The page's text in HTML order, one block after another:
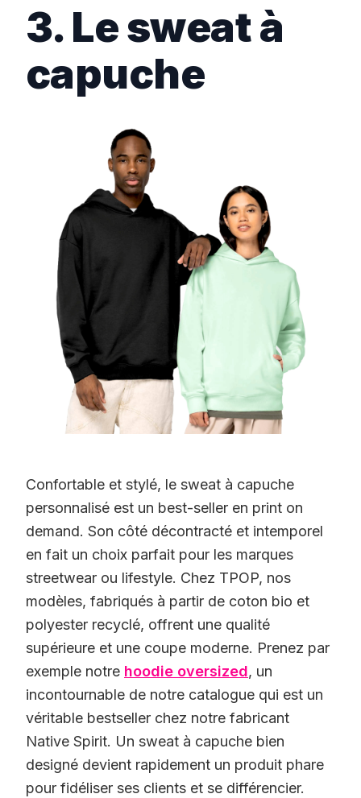
3. Le sweat à
capuche
Confortable et stylé, le sweat à capuche
personnalisé est un best-seller en print on
demand. Son côté décontracté et intemporel
en fait un choix parfait pour les marques
streetwear ou lifestyle. Chez TPOP, nos
modèles, fabriqués à partir de coton bio et
polyester recyclé, offrent une qualité
supérieure et une coupe moderne. Prenez par
exemple notre hoodie oversized, un
incontournable de notre catalogue qui est un
véritable bestseller chez notre fabricant
Native Spirit. Un sweat à capuche bien
designé devient rapidement un produit phare
pour fidéliser ses clients et se différencier.